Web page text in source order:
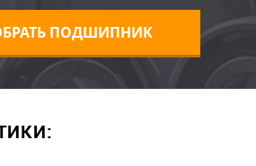
ПОДШИПНИК